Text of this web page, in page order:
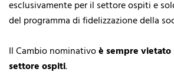
esclusivamente per il settore ospiti e
del programma di fidelizzazione della
Il Cambio nominativoè sempre
settore ospiti.